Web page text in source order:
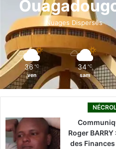
o
k
i
n
Nuages Dispersés
36 ℃
ven
34 ℃
sam
Roger
des